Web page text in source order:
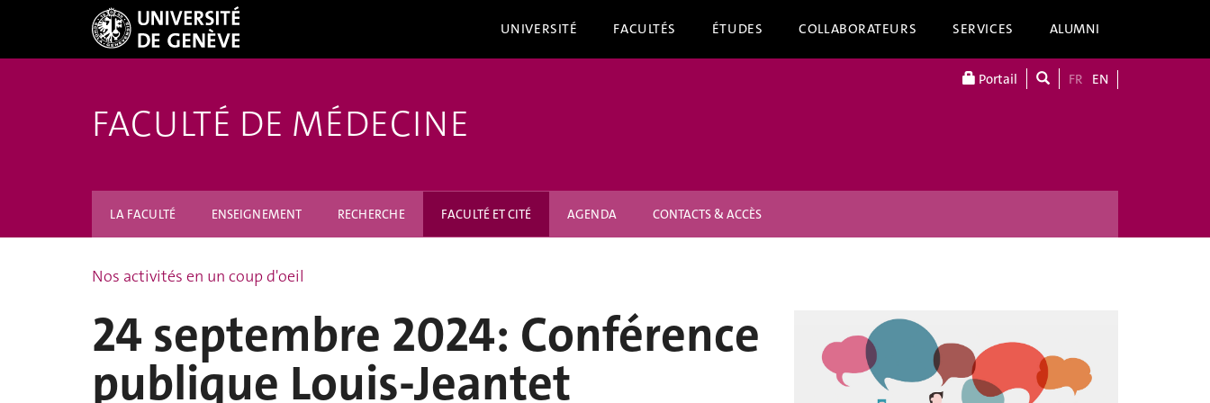
UNIVERSITÉ FACULTÉS ÉTUDES COLLABORATEURS SERVICES ALUMNI
Portail FR EN
FACULTÉ DE MÉDECINE
LA FACULTÉ ENSEIGNEMENT RECHERCHE FACULTÉ ET CITÉ AGENDA CONTACTS & ACCÈS
Nos activités en un coup d'oeil
24 septembre 2024: Conférence
publique Louis-Jeantet